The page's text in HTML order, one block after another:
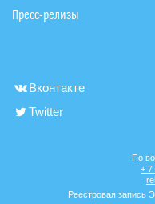
Пресс-релизы
Вконтакте
Twitter
По
+ 7
Реестровая запись